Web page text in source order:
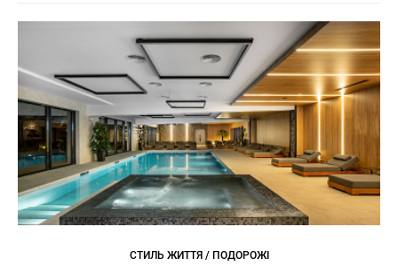
СТИЛЬ ЖИТТЯ / ПОДОРОЖІ